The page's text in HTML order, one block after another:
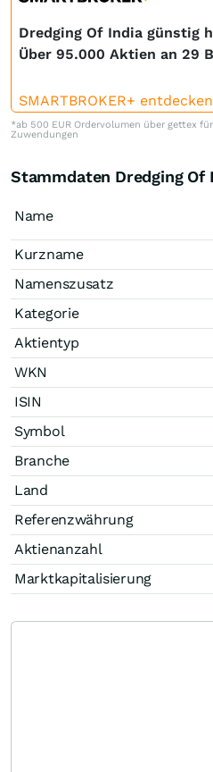
Dredging Of India günstig
Über 95.000 Aktien an 29
SMARTBROKER+ entdecken
*ab 500 EUR Ordervolumen über gettex
Zuwendungen
Stammdaten Dredging Of
Name
Kurzname
Namenszusatz
Kategorie
Aktientyp
WKN
ISIN
Symbol
Branche
Land
Referenzwährung
Aktienanzahl
Marktkapitalisierung